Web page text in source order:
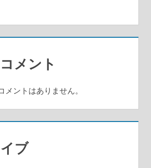
メント
メントはありません。
ブ